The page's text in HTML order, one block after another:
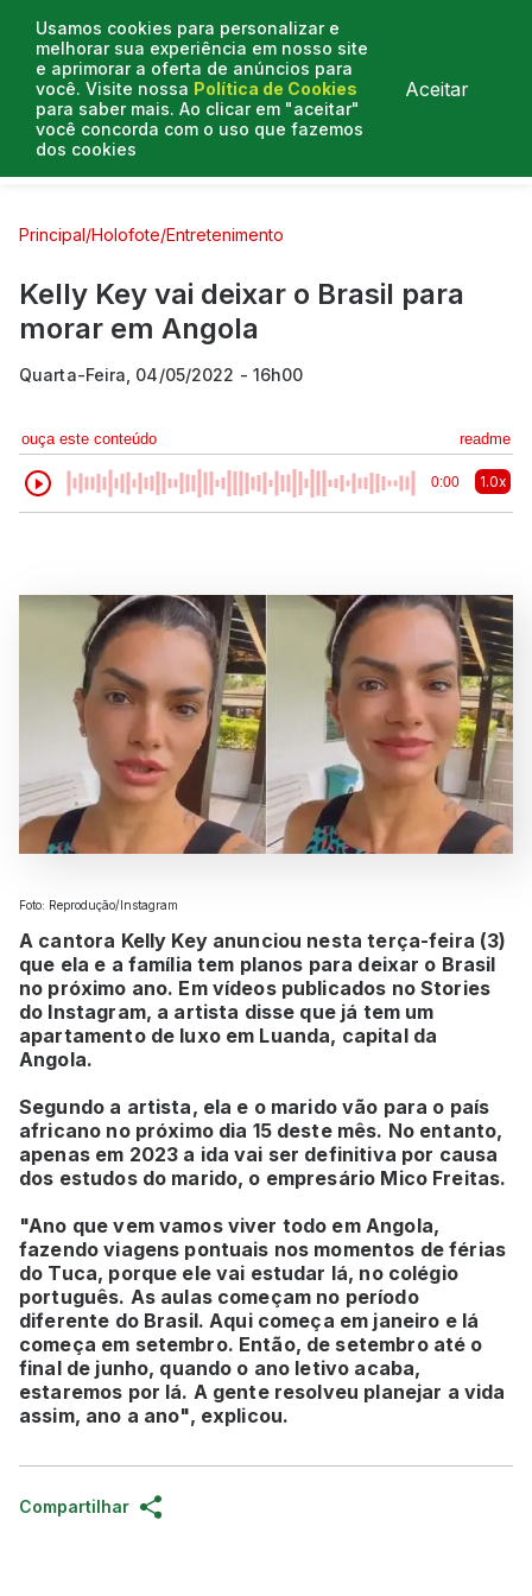
Usamos cookies para personalizar e
melhorar sua experiência em nosso site
e aprimorar a oferta de anúncios para
você. Visite nossa Política de Cookies
para saber mais. Ao clicar em "aceitar"
você concorda com o uso que fazemos
dos cookies
Aceitar
Curtas e Venenosas
Principal/Holofote/Entretenimento
Kelly Key vai deixar o Brasil para
morar em Angola
Quarta-Feira, 04/05/2022 - 16h00
ouça este conteúdo readme
0:00 1.0x
Foto: Reprodução/Instagram
A cantora Kelly Key anunciou nesta terça-feira (3)
que ela e a família tem planos para deixar o Brasil
no próximo ano. Em vídeos publicados no Stories
do Instagram, a artista disse que já tem um
apartamento de luxo em Luanda, capital da
Angola.
Segundo a artista, ela e o marido vão para o país
africano no próximo dia 15 deste mês. No entanto,
apenas em 2023 a ida vai ser definitiva por causa
dos estudos do marido, o empresário Mico Freitas.
"Ano que vem vamos viver todo em Angola,
fazendo viagens pontuais nos momentos de férias
do Tuca, porque ele vai estudar lá, no colégio
português. As aulas começam no período
diferente do Brasil. Aqui começa em janeiro e lá
começa em setembro. Então, de setembro até o
final de junho, quando o ano letivo acaba,
estaremos por lá. A gente resolveu planejar a vida
assim, ano a ano", explicou.
Compartilhar